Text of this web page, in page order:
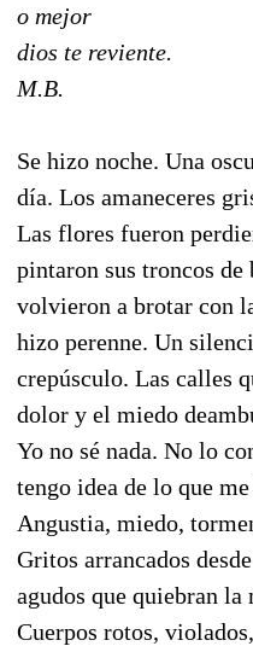
o mejor
dios te reviente.
M.B.
Se hizo noche. Una
día. Los amaneceres
Las flores fueron
pintaron sus troncos de
volvieron a brotar con
hizo perenne. Un
crepúsculo. Las calles
dolor y el miedo
Yo no sé nada. No lo
tengo idea de lo que
Angustia, miedo,
Gritos arrancados
agudos que quiebran la
Cuerpos rotos,